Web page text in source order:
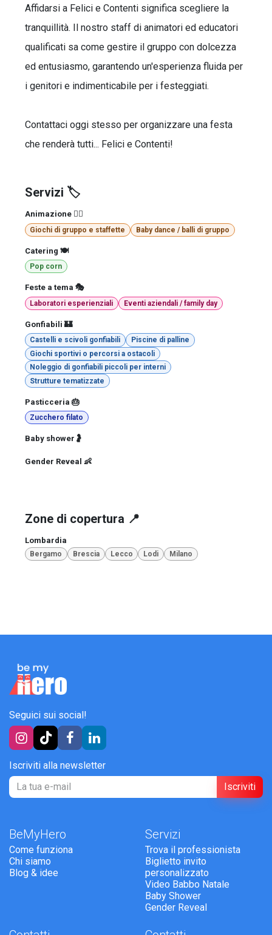
Affidarsi a Felici e Contenti significa scegliere la
tranquillità. Il nostro staff di animatori ed educatori
qualificati sa come gestire il gruppo con dolcezza
ed entusiasmo, garantendo un'esperienza fluida per
i genitori e indimenticabile per i festeggiati.
Contattaci oggi stesso per organizzare una festa
che renderà tutti... Felici e Contenti!
Servizi 🏷️
Animazione 🤹‍♂️
Giochi di gruppo e staffette Baby dance / balli di gruppo
Catering 🍽️
Pop corn
Feste a tema 🎭
Laboratori esperienziali Eventi aziendali / family day
Gonfiabili 🏰
Castelli e scivoli gonfiabili
Piscine di palline
Giochi sportivi o percorsi a ostacoli
Noleggio di gonfiabili piccoli per interni
Strutture tematizzate
Pasticceria 🎂
Zucchero filato
Baby shower🤰
Gender Reveal 👶
Zone di copertura 📍
Lombardia
Bergamo Brescia Lecco Lodi Milano
Seguici sui social!
Iscriviti alla newsletter
Iscriviti
BeMyHero
Come funziona
Chi siamo
Blog & idee
Servizi
Trova il professionista
Biglietto invito
personalizzato
Video Babbo Natale
Baby Shower
Gender Reveal